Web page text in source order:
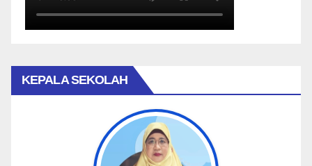
KEPALA SEKOLAH